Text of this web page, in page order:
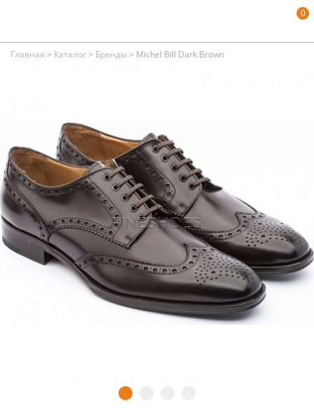
0
Главная > Каталог> Бренды > Michel Bill Dark Brown